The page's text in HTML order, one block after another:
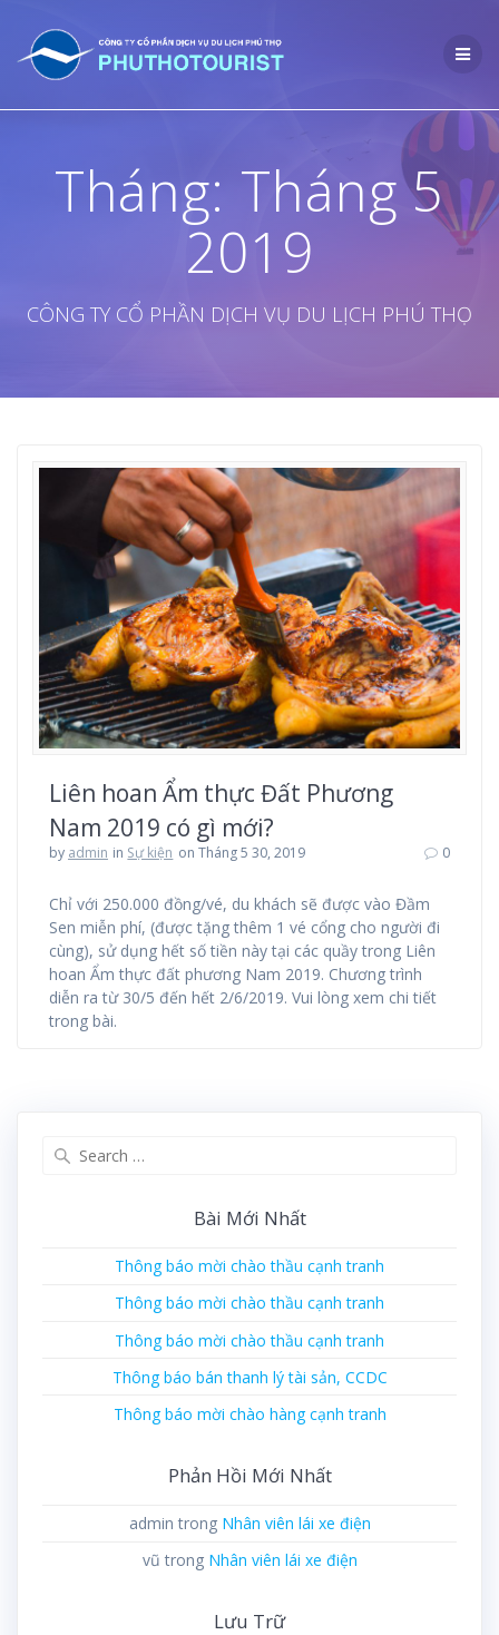
to
content
Tháng: Tháng 5
2019
CÔNG TY CỔ PHẦN DỊCH VỤ DU LỊCH PHÚ THỌ
Liên hoan Ẩm thực Đất Phương
Nam 2019 có gì mới?
by admin in Sự kiện on Tháng 5 30, 2019 0
Chỉ với 250.000 đồng/vé, du khách sẽ được vào Đầm
Sen miễn phí, (được tặng thêm 1 vé cổng cho người đi
cùng), sử dụng hết số tiền này tại các quầy trong Liên
hoan Ẩm thực đất phương Nam 2019. Chương trình
diễn ra từ 30/5 đến hết 2/6/2019. Vui lòng xem chi tiết
trong bài.
Bài Mới Nhất
Thông báo mời chào thầu cạnh tranh
Thông báo mời chào thầu cạnh tranh
Thông báo mời chào thầu cạnh tranh
Thông báo bán thanh lý tài sản, CCDC
Thông báo mời chào hàng cạnh tranh
Phản Hồi Mới Nhất
admin trong Nhân viên lái xe điện
vũ trong Nhân viên lái xe điện
Lưu Trữ